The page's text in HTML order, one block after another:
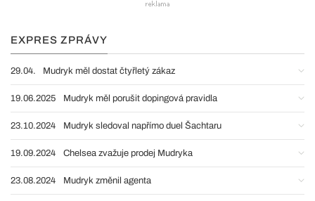
EXPRES ZPRÁVY
29.04. Mudryk měl dostat čtyřletý zákaz
19.06.2025 Mudryk měl porušit dopingová pravidla
23.10.2024 Mudryk sledoval napřímo duel Šachtaru
19.09.2024 Chelsea zvažuje prodej Mudryka
23.08.2024 Mudryk změnil agenta